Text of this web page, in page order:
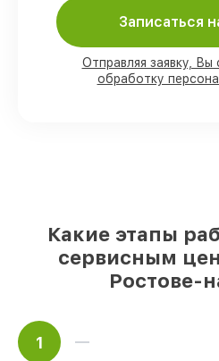
заказов
клиента
90%деталей Acer
Ростове-на-Дону,
Записаться
Отправляя заявку, Вы
обработку
Какие этапы
сервисным
Ростове-
1